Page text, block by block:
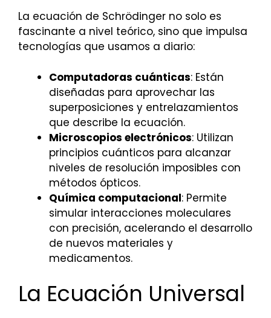
La ecuación de Schrödinger no solo es
fascinante a nivel teórico, sino que impulsa
tecnologías que usamos a diario:
Computadoras cuánticas: Están
diseñadas para aprovechar las
superposiciones y entrelazamientos
que describe la ecuación.
Microscopios electrónicos: Utilizan
principios cuánticos para alcanzar
niveles de resolución imposibles con
métodos ópticos.
Química computacional: Permite
simular interacciones moleculares
con precisión, acelerando el desarrollo
de nuevos materiales y
medicamentos.
La Ecuación Universal